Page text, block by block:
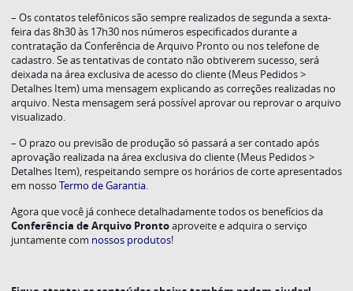
– Os contatos telefônicos são sempre realizados de segunda a sexta-
feira das 8h30 às 17h30 nos números especificados durante a
contratação da Conferência de Arquivo Pronto ou nos telefone de
cadastro. Se as tentativas de contato não obtiverem sucesso, será
deixada na área exclusiva de acesso do cliente (Meus Pedidos >
Detalhes Item) uma mensagem explicando as correções realizadas no
arquivo. Nesta mensagem será possível aprovar ou reprovar o arquivo
visualizado.
– O prazo ou previsão de produção só passará a ser contado após
aprovação realizada na área exclusiva do cliente (Meus Pedidos >
Detalhes Item), respeitando sempre os horários de corte apresentados
em nosso Termo de Garantia.
Agora que você já conhece detalhadamente todos os benefícios da
Conferência de Arquivo Prontoaproveite e adquira o serviço
juntamente com nossos produtos!